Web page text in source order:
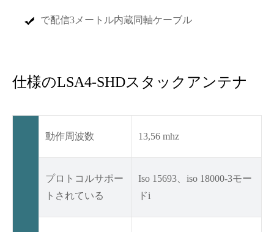
で配信3メートル内蔵同軸ケーブル
仕様のLSA4-SHDスタックアンテナ
動作周波数 13,56 mhz
プロトコルサポー
トされている
Iso 15693、iso 18000-3モー
ドi